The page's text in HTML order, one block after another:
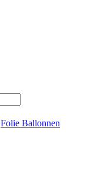
Folie Ballonnen